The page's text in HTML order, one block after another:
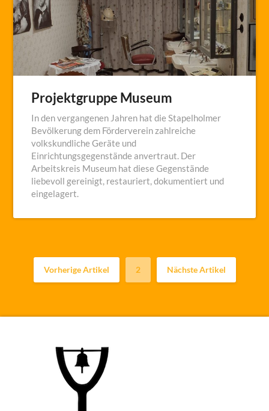
Projektgruppe Museum
In den vergangenen Jahren hat die Stapelholmer
Bevölkerung dem Förderverein zahlreiche
volkskundliche Geräte und
Einrichtungsgegenstände anvertraut. Der
Arbeitskreis Museum hat diese Gegenstände
liebevoll gereinigt, restauriert, dokumentiert und
eingelagert.
Vorherige Artikel 2 Nächste Artikel